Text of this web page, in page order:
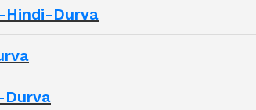
Durva